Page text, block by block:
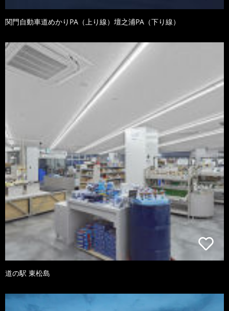
関門自動車道めかりPA（上り線）壇之浦PA（下り線）
道の駅 東松島